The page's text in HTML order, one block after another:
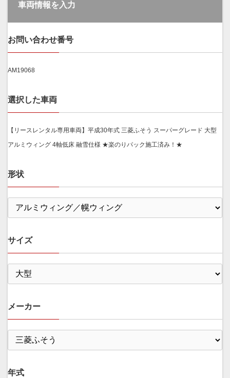
車両情報を入力
お問い合わせ番号
AM19068
選択した車両
【リースレンタル専用車両】平成30年式 三菱ふそう スーパーグレード 大型
アルミウィング 4軸低床 融雪仕様 ★楽のりパック施工済み！★
形状
サイズ
メーカー
年式